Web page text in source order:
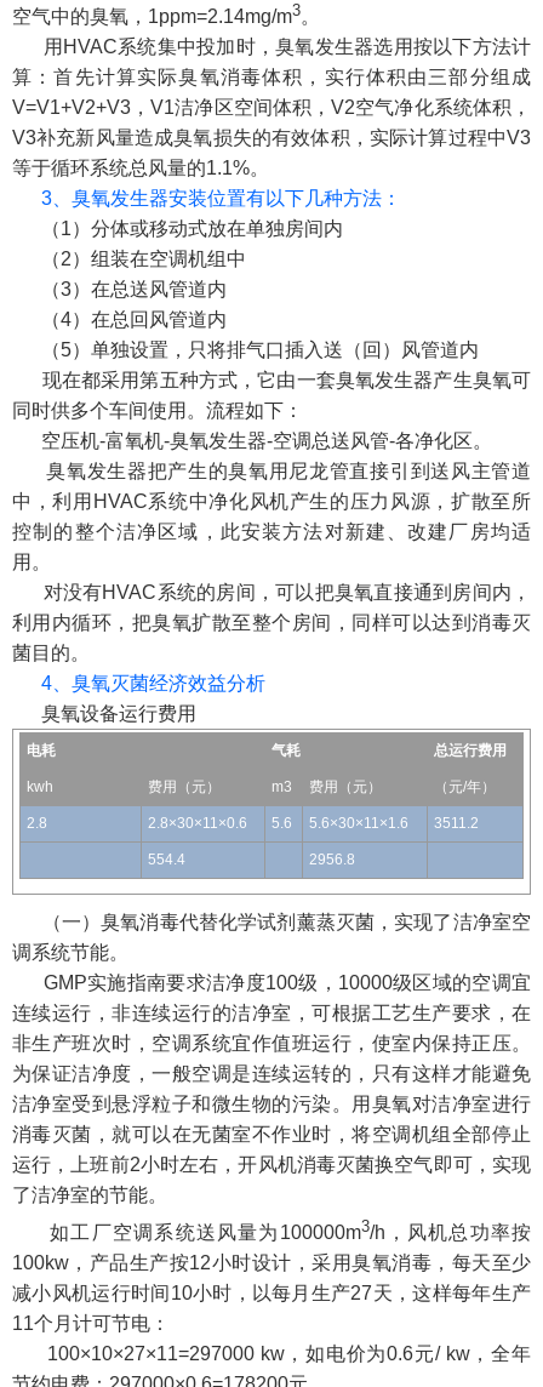
空气中的臭氧，1ppm=2.14mg/m3。
用HVAC系统集中投加时，臭氧发生器选用按以下方法计
算：首先计算实际臭氧消毒体积，实行体积由三部分组成
V=V1+V2+V3，V1洁净区空间体积，V2空气净化系统体积，
V3补充新风量造成臭氧损失的有效体积，实际计算过程中V3
等于循环系统总风量的1.1%。
3、臭氧发生器安装位置有以下几种方法：
（1）分体或移动式放在单独房间内
（2）组装在空调机组中
（3）在总送风管道内
（4）在总回风管道内
（5）单独设置，只将排气口插入送（回）风管道内
现在都采用第五种方式，它由一套臭氧发生器产生臭氧可
同时供多个车间使用。流程如下：
空压机-富氧机-臭氧发生器-空调总送风管-各净化区。
臭氧发生器把产生的臭氧用尼龙管直接引到送风主管道
中，利用HVAC系统中净化风机产生的压力风源，扩散至所
控制的整个洁净区域，此安装方法对新建、改建厂房均适
用。
对没有HVAC系统的房间，可以把臭氧直接通到房间内，
利用内循环，把臭氧扩散至整个房间，同样可以达到消毒灭
菌目的。
4、臭氧灭菌经济效益分析
臭氧设备运行费用
电耗 气耗 总运行费用
kwh 费用（元） m3 费用（元） （元/年）
2.8 2.8×30×11×0.6 5.6 5.6×30×11×1.6 3511.2
554.4 2956.8
（一）臭氧消毒代替化学试剂薰蒸灭菌，实现了洁净室空
调系统节能。
GMP实施指南要求洁净度100级，10000级区域的空调宜
连续运行，非连续运行的洁净室，可根据工艺生产要求，在
非生产班次时，空调系统宜作值班运行，使室内保持正压。
为保证洁净度，一般空调是连续运转的，只有这样才能避免
洁净室受到悬浮粒子和微生物的污染。用臭氧对洁净室进行
消毒灭菌，就可以在无菌室不作业时，将空调机组全部停止
运行，上班前2小时左右，开风机消毒灭菌换空气即可，实现
了洁净室的节能。
如工厂空调系统送风量为100000m3/h，风机总功率按
100kw，产品生产按12小时设计，采用臭氧消毒，每天至少
减小风机运行时间10小时，以每月生产27天，这样每年生产
11个月计可节电：
100×10×27×11=297000 kw，如电价为0.6元/ kw，全年